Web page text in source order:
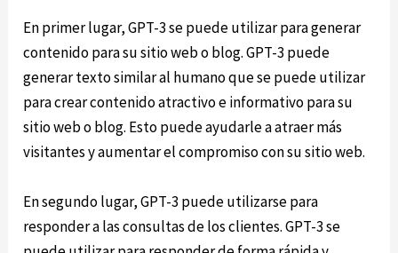
En primer lugar, GPT-3 se puede utilizar para generar
contenido para su sitio web o blog. GPT-3 puede
generar texto similar al humano que se puede utilizar
para crear contenido atractivo e informativo para su
sitio web o blog. Esto puede ayudarle a atraer más
visitantes y aumentar el compromiso con su sitio web.
En segundo lugar, GPT-3 puede utilizarse para
responder a las consultas de los clientes. GPT-3 se